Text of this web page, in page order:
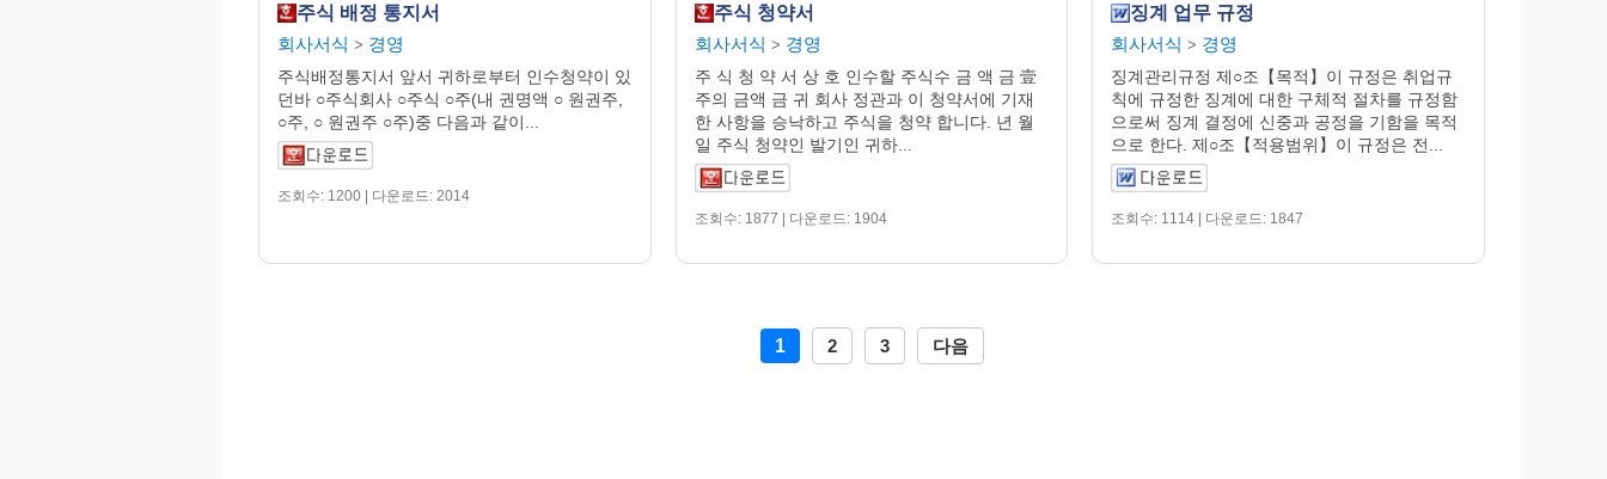
주식 배정 통지서
회사서식 > 경영
주식배정통지서 앞서 귀하로부터 인수청약이 있
던바 ○주식회사 ○주식 ○주(내 권명액 ○ 원권주,
○주, ○ 원권주 ○주)중 다음과 같이...
조회수: 1200 | 다운로드: 2014
주식 청약서
회사서식 > 경영
주 식 청 약 서 상 호 인수할 주식수 금 액 금 壹
주의 금액 금 귀 회사 정관과 이 청약서에 기재
한 사항을 승낙하고 주식을 청약 합니다. 년 월
일 주식 청약인 발기인 귀하...
조회수: 1877 | 다운로드: 1904
징계 업무 규정
회사서식 > 경영
징계관리규정 제○조【목적】이 규정은 취업규
칙에 규정한 징계에 대한 구체적 절차를 규정함
으로써 징계 결정에 신중과 공정을 기함을 목적
으로 한다. 제○조【적용범위】이 규정은 전...
조회수: 1114 | 다운로드: 1847
1 2 3 다음